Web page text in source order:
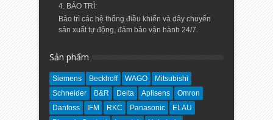
4. BẢO TRÌ:
Bảo trì các hệ thống điều khiển và dây chuyển
sản xuất tự động, đảm bảo vận hành 24/7.
Sản phẩm
Siemens Beckhoff WAGO
Mitsubishi
Schneider
B&R Delta Aplisens
Omron
Danfoss
IFM RKC Panasonic
ELAU